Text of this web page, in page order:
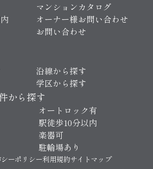
マンションカタログ
オーナー様お問い合わせ
お問い合わせ
沿線から探す
学区から探す
から探す
オートロック有
駅徒歩10分以内
楽器可
駐輪場あり
ーポリシー利用規約サイトマップ